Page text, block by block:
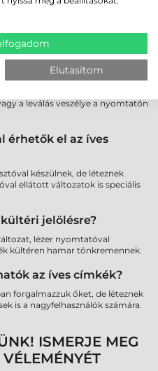
ugyanazt a lapot a
fel minden címkét?
a leválás veszélye a nyomtatón
érhetők el az íves
készülnek, de léteznek
ellátott változatok is speciális
jelölésre?
lézer nyomtatóval
kültéren hamar tönkremennek.
az íves címkék?
forgalmazzuk őket, de léteznek
is a nagyfelhasználók számára.
ISMERJE MEG
Elutasítom